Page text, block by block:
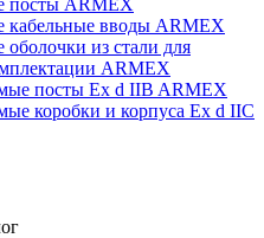
вводы ARMEX
из стали для
ARMEX
посты Ex d IIB ARMEX
коробки и корпуса Ex d IIС